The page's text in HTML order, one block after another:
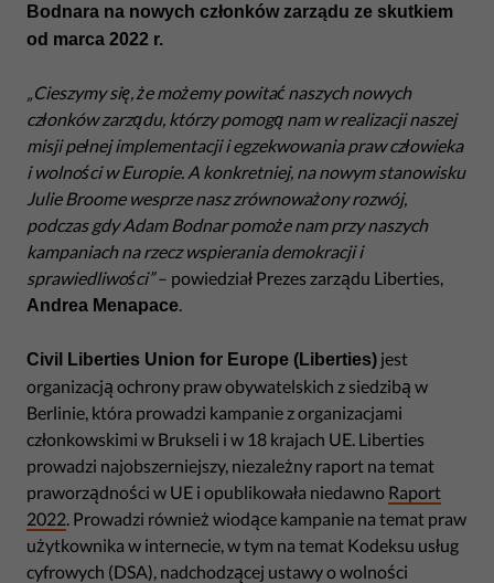
Bodnara na nowych członków zarządu ze skutkiem
od marca 2022 r.
„Cieszymy się, że możemy powitać naszych nowych
członków zarządu, którzy pomogą nam w realizacji naszej
misji pełnej implementacji i egzekwowania praw człowieka
i wolności w Europie. A konkretniej, na nowym stanowisku
Julie Broome wesprze nasz zrównoważony rozwój,
podczas gdy Adam Bodnar pomoże nam przy naszych
kampaniach na rzecz wspierania demokracji i
sprawiedliwości”– powiedział Prezes zarządu Liberties,
Andrea Menapace
Civil Liberties Union for Europe (Liberties) jest
organizacją ochrony praw obywatelskich z siedzibą w
Berlinie, która prowadzi kampanie z organizacjami
członkowskimi w Brukseli i w 18 krajach UE. Liberties
prowadzi najobszerniejszy, niezależny raport na temat
praworządności w UE i opublikowała niedawno Raport
2022 . Prowadzi również wiodące kampanie na temat praw
użytkownika w internecie, w tym na temat Kodeksu usług
cyfrowych (DSA), nadchodzącej ustawy o wolności